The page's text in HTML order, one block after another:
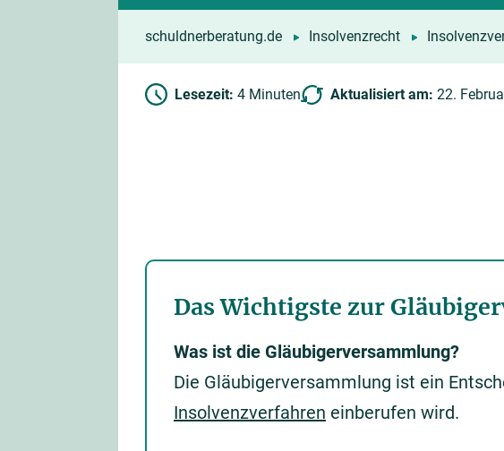
schuldnerberatung.de Insolvenzrecht
Lesezeit: 4 Minuten Aktualisiert am: 22.
Das Wichtigste zur
Was ist die Gläubigerversammlung?
Die Gläubigerversammlung ist ein
Insolvenzverfahren einberufen wird.